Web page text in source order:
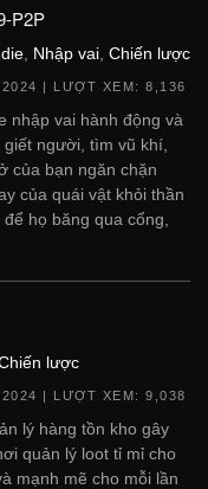
P2P
Nhập vai Chiến lược
| LƯỢT XEM: 8,136
nhập vai hành động và
người, tìm vũ khí,
của bạn ngăn chặn
của quái vật khỏi thần
họ băng qua cổng,
lược
| LƯỢT XEM: 9,038
lý hàng tồn kho gây
quản lý loot tỉ mỉ cho
mạnh mẽ cho mỗi lần